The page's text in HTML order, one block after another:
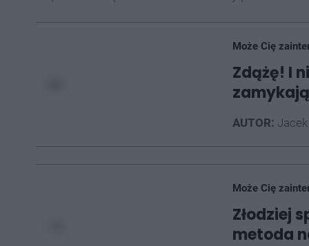
Może Cię
Zdążę! I
AUTOR:
Może Cię
Złodziej
metoda